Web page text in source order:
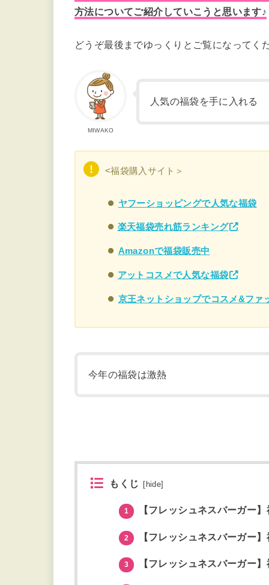
方法についてご紹介していこうと思います♪
どうぞ最後までゆっくりとご覧になってく
MIWAKO
人気の福袋を手に入れる
<福袋購入サイト＞
ヤフーショッピングで人気な福袋
楽天福袋売れ筋ランキング
Amazonで福袋販売中
アットコスメで人気な福袋
京王ネットショップでコスメ&ファ
今年の福袋は激熱
もくじ [ hide]
1 【フレッシュネスバーガー
2 【フレッシュネスバーガー
3 【フレッシュネスバーガー